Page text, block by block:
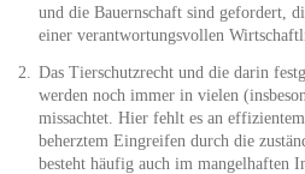
und die Bauernschaft sind gefordert,
einer verantwortungsvollen
Das Tierschutzrecht und die darin
werden noch immer in vielen
missachtet. Hier fehlt es an
beherztem Eingreifen durch die
besteht häufig auch im mangelhaften